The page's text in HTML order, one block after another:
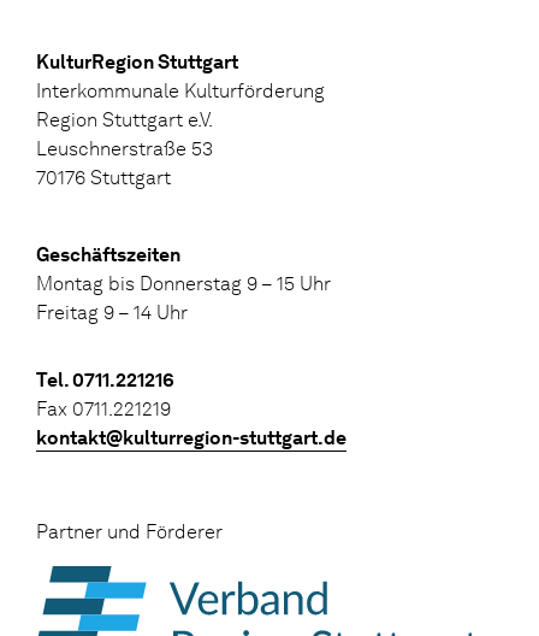
KulturRegion Stuttgart
Interkommunale Kulturförderung
Region Stuttgart e.V.
Leuschnerstraße 53
70176 Stuttgart
Geschäftszeiten
Montag bis Donnerstag 9 – 15 Uhr
Freitag 9 – 14 Uhr
Tel. 0711.221216
Fax 0711.221219
kontakt@kulturregion-stuttgart.de
Partner und Förderer